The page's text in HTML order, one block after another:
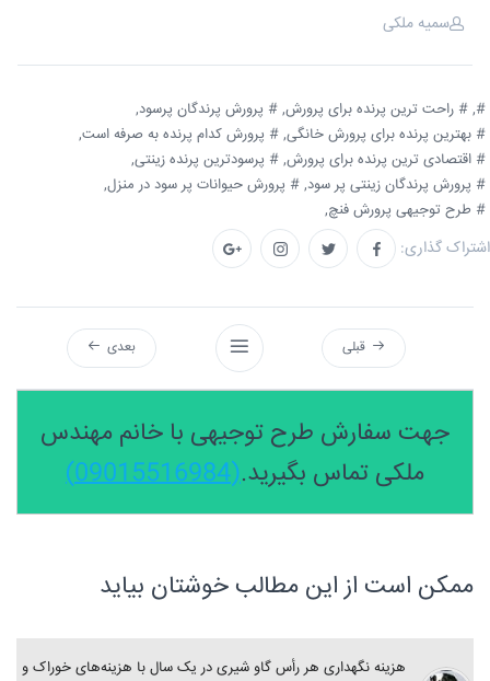
سمیه ملکی
#, # راحت ترین پرنده برای پرورش, # پرورش پرندگان پرسود,
# بهترین پرنده برای پرورش خانگی, # پرورش کدام پرنده به صرفه است,
# اقتصادی ترین پرنده برای پرورش, # پرسودترین پرنده زینتی,
# پرورش پرندگان زینتی پر سود, # پرورش حیوانات پر سود در منزل,
# طرح توجیهی پرورش فنچ,
اشتراک گذاری:
قبلی بعدی
جهت سفارش طرح توجیهی با خانم مهندس
ملکی تماس بگیرید.(09015516984)
ممکن است از این مطالب خوشتان بیاید
هزینه نگهداری هر رأس گاو شیری در یک سال با هزینه‌های خوراک و